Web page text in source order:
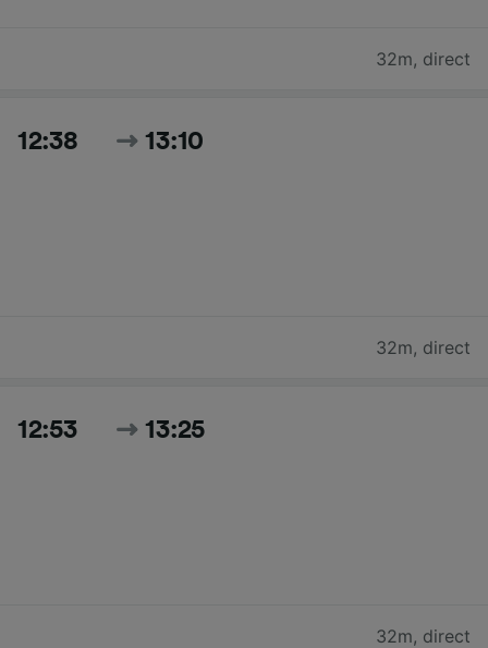
32m, direct
12:38 13:10
32m, direct
12:53 13:25
32m, direct